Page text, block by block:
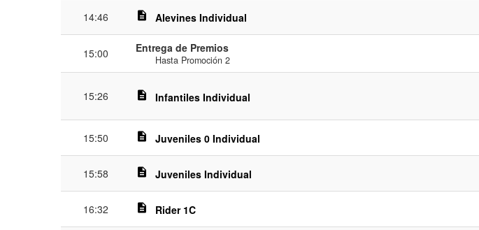
14:46 description Alevines Individual
15:00 Entrega de Premios
Hasta Promoción 2
15:26 description Infantiles Individual
15:50 description Juveniles 0 Individual
15:58 description Juveniles Individual
16:32 description Rider 1C